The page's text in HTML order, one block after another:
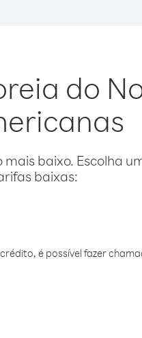
do
baixo. Escolha
baixas:
é possível fazer